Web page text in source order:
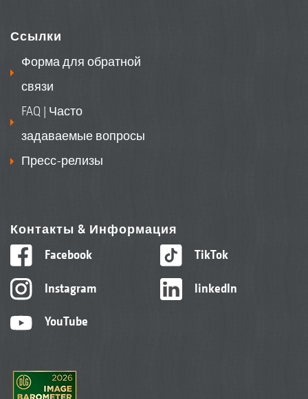
Ссылки
Форма для обратной
связи
FAQ | Часто
задаваемые вопросы
Пресс-релизы
Контакты & Информация
Facebook
Instagram
YouTube
TikTok
linkedIn